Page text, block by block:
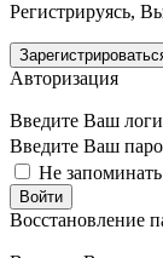
Регистрируясь,
Авторизация
Введите Ваш
Введите Ваш
Не
Восстановление